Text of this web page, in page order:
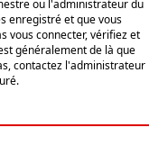
ou l'administrateur du
enregistré et que vous
vous connecter, vérifiez et
généralement de là que
contactez l'administrateur